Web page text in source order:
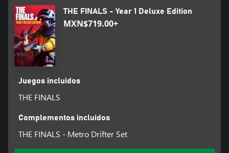
THE FINALS - Year 1 Deluxe Edition
MXN$719.00+
Juegos incluidos
THE FINALS
Complementos incluidos
THE FINALS - Metro Drifter Set